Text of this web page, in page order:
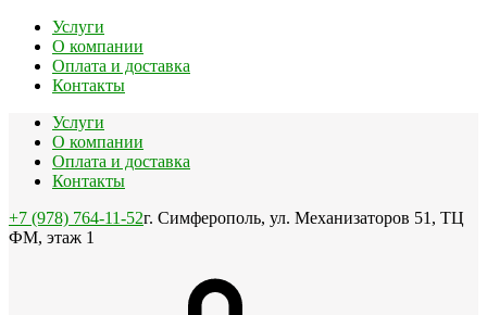
Услуги
О компании
Оплата и доставка
Контакты
Услуги
О компании
Оплата и доставка
Контакты
+7 (978) 764-11-52г. Симферополь, ул. Механизаторов 51, ТЦ
ФМ, этаж 1